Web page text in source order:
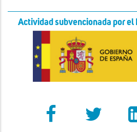
Actividad subvencionada por